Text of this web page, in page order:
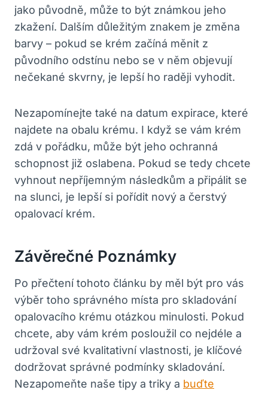
jako původně, může to být známkou jeho
zkažení. Dalším důležitým znakem je změna
barvy – pokud se krém začíná měnit z
původního odstínu nebo se v něm objevují
nečekané skvrny, je lepší ho raději vyhodit.
Nezapomínejte také na datum expirace, které
najdete na obalu krému. I když se vám krém
zdá v pořádku, může být jeho ochranná
schopnost již oslabena. Pokud se tedy chcete
vyhnout nepříjemným následkům a připálit se
na slunci, je lepší si pořídit nový a čerstvý
opalovací krém.
Závěrečné Poznámky
Po přečtení tohoto článku by měl být pro vás
výběr toho správného místa pro skladování
opalovacího krému otázkou minulosti. Pokud
chcete, aby vám krém posloužil co nejdéle a
udržoval své kvalitativní vlastnosti, je klíčové
dodržovat správné podmínky skladování.
Nezapomeňte naše tipy a triky a buďte